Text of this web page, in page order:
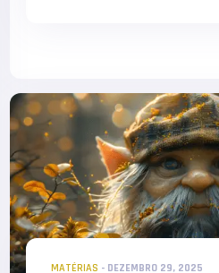
MATÉRIAS - DEZEMBRO 29, 2025